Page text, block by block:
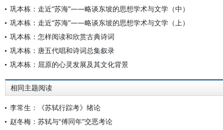
巩本栋：走近“苏海”——略谈东坡的思想学术与文学（中）
巩本栋：走近“苏海”——略谈东坡的思想学术与文学（上）
巩本栋：怎样阅读和欣赏古典诗词
巩本栋：唐五代唱和诗词总集叙录
巩本栋：屈原的心灵发展及其文化背景
相同主题阅读
李常生：《苏轼行踪考》绪论
赵冬梅：苏轼与“傅同年”交恶考论